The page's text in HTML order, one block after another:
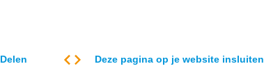
Delen Deze pagina op je website insluiten